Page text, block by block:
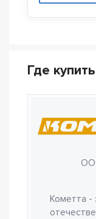
Где купить
Кометта -